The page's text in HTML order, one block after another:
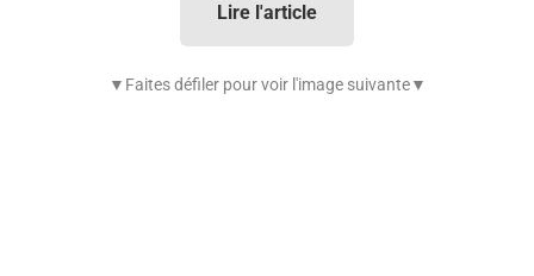
Lire l'article
▼Faites défiler pour voir l'image suivante▼